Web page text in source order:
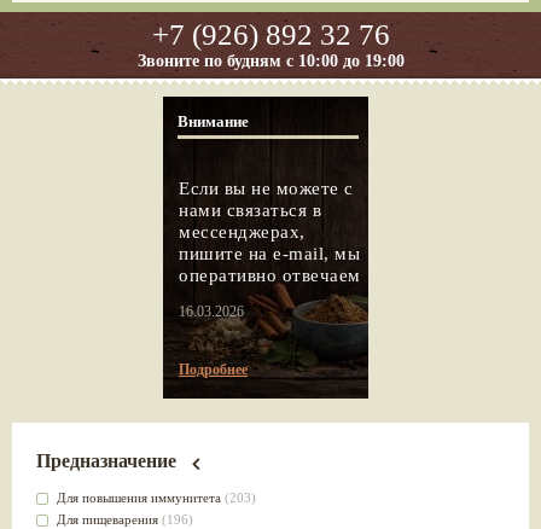
+7 (926) 892 32 76
Звоните по будням с 10:00 до 19:00
Внимание
Если вы не можете с
нами связаться в
мессенджерах,
пишите на e-mail, мы
оперативно отвечаем
16.03.2026
Подробнее
Предназначение
Для повышения иммунитета (203)
Для пищеварения (196)